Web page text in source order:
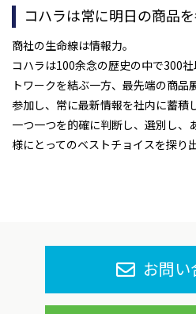
コハラは常に明日の商品
商社の生命線は情報力。
コハラは100余念の歴史の中で300
トワークを結ぶ一方、最先端の商品
参加し、常に最新情報を社内に蓄積
一つ一つを的確に判断し、選別し、
様にとってのベストチョイスを探り
お問い